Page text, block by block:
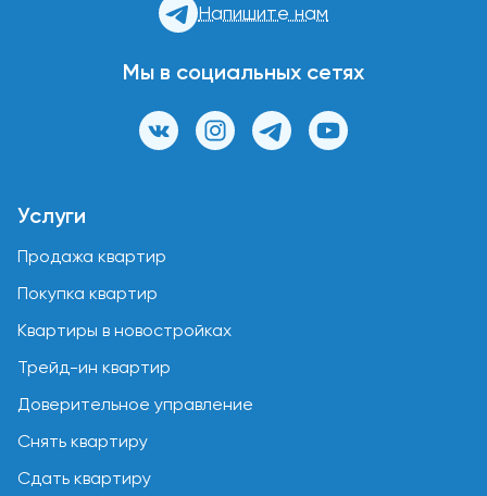
Напишите нам
Мы в социальных сетях
Услуги
Продажа квартир
Покупка квартир
Квартиры в новостройках
Трейд-ин квартир
Доверительное управление
Снять квартиру
Сдать квартиру